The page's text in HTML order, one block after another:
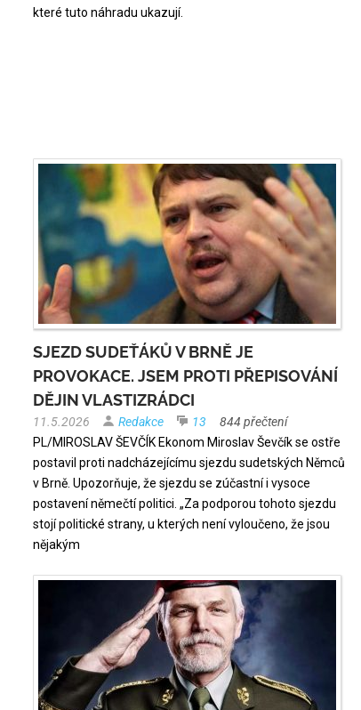
které tuto náhradu ukazují.
SJEZD SUDEŤÁKŮ V BRNĚ JE
PROVOKACE. JSEM PROTI PŘEPISOVÁNÍ
DĚJIN VLASTIZRÁDCI
11.5.2026 Redakce 13
844 přečtení
PL/MIROSLAV ŠEVČÍK Ekonom Miroslav Ševčík se ostře
postavil proti nadcházejícímu sjezdu sudetských Němců
v Brně. Upozorňuje, že sjezdu se zúčastní i vysoce
postavení němečtí politici. „Za podporou tohoto sjezdu
stojí politické strany, u kterých není vyloučeno, že jsou
nějakým